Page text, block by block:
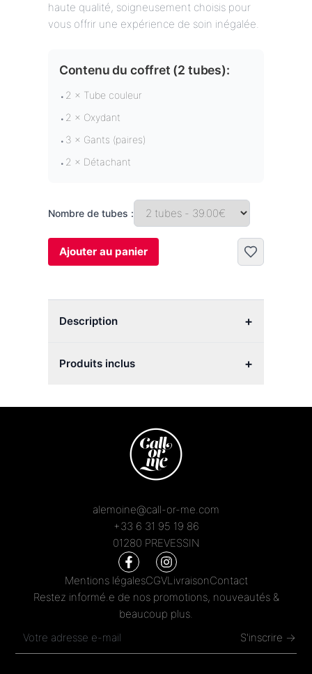
haute qualité, soigneusement choisis pour
vous offrir une expérience de soin inégalée.
Contenu du coffret (2 tubes):
• 2 × Tube couleur
• 2 × Oxydant
• 3 × Gants (paires)
• 2 × Détachant
Nombre de tubes :
Ajouter au panier
Description +
Produits inclus +
alemoine@call-or-me.com
+33 6 31 95 19 86
01280 PREVESSIN
Mentions légalesCGVLivraisonContact
Restez informé.e de nos promotions, nouveautés &
beaucoup plus.
S'inscrire →